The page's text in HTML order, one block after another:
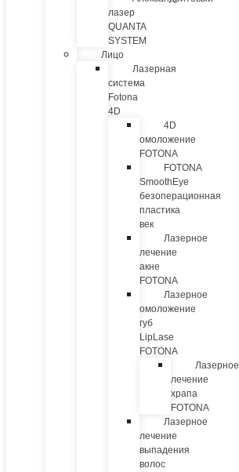
лазер
QUANTA
SYSTEM
Лицо
Лазерная
система
Fotona
4D
4D
омоложение
FOTONA
FOTONA
SmoothEye
безоперационная
пластика
век
Лазерное
лечение
акне
FOTONA
Лазерное
омоложение
губ
LipLase
FOTONA
Лазерное
лечение
храпа
FOTONA
Лазерное
лечение
выпадения
волос